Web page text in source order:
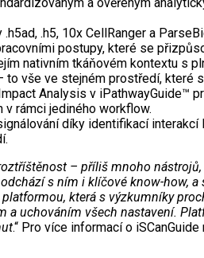
.h5, 10x CellRanger a
postupy, které se
nativním tkáňovém kontextu s
vše ve stejném prostředí, které
Analysis v iPathwayGuide™
rámci jediného workflow.
díky identifikací
– příliš mnoho
s ním i klíčové know-how,
která s výzkumníky
uchováním všech nastavení.
.“ Pro více informací o